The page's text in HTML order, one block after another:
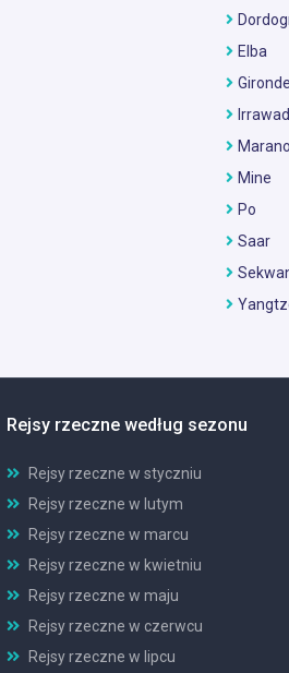
Elba
Gironde
Mine
Po
Saar
Rejsy rzeczne według sezonu
Rejsy rzeczne w styczniu
Rejsy rzeczne w lutym
Rejsy rzeczne w marcu
Rejsy rzeczne w kwietniu
Rejsy rzeczne w maju
Rejsy rzeczne w czerwcu
Rejsy rzeczne w lipcu